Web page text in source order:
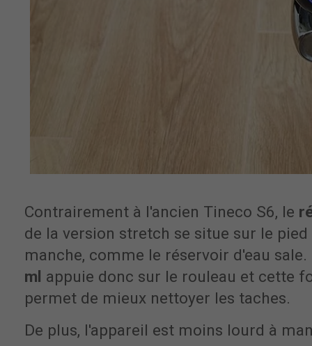
Contrairement à l'ancien Tineco S6, le
de la version stretch se situe sur le
manche, comme le réservoir d'eau
ml appuie donc sur le rouleau et cette
permet de mieux nettoyer les taches.
De plus, l'appareil est moins lourd à